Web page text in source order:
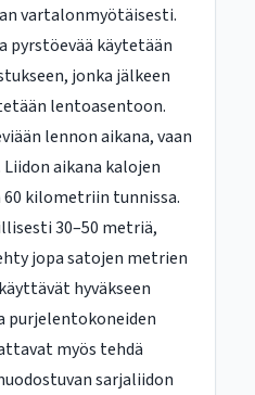
vartalonmyötäisesti.
pyrstöevää käytetään
jonka jälkeen
lentoasentoon.
lennon aikana, vaan
aikana kalojen
kilometriin tunnissa.
30–50 metriä,
jopa satojen metrien
hyväkseen
purjelentokoneiden
myös tehdä
sarjaliidon